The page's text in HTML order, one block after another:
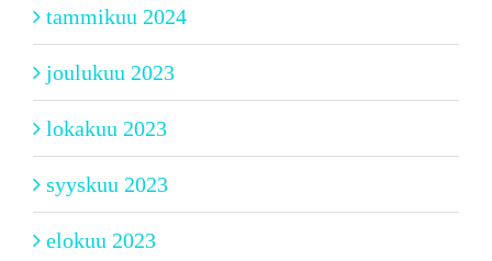
tammikuu 2024
joulukuu 2023
lokakuu 2023
syyskuu 2023
elokuu 2023